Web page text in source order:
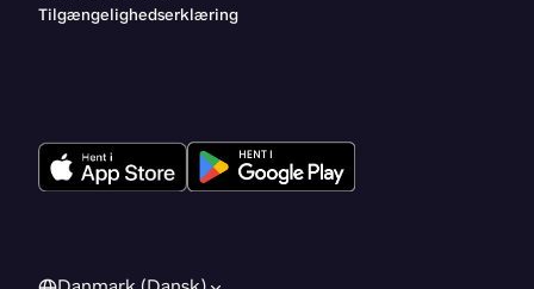
Tilgængelighedserklæring